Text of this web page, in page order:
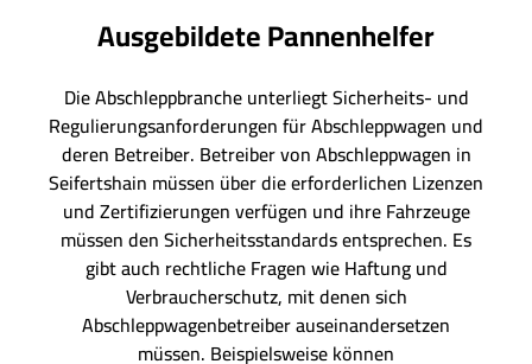
Ausgebildete Pannenhelfer
Die Abschleppbranche unterliegt Sicherheits- und
Regulierungsanforderungen für Abschleppwagen und
deren Betreiber. Betreiber von Abschleppwagen in
Seifertshain müssen über die erforderlichen Lizenzen
und Zertifizierungen verfügen und ihre Fahrzeuge
müssen den Sicherheitsstandards entsprechen. Es
gibt auch rechtliche Fragen wie Haftung und
Verbraucherschutz, mit denen sich
Abschleppwagenbetreiber auseinandersetzen
müssen. Beispielsweise können